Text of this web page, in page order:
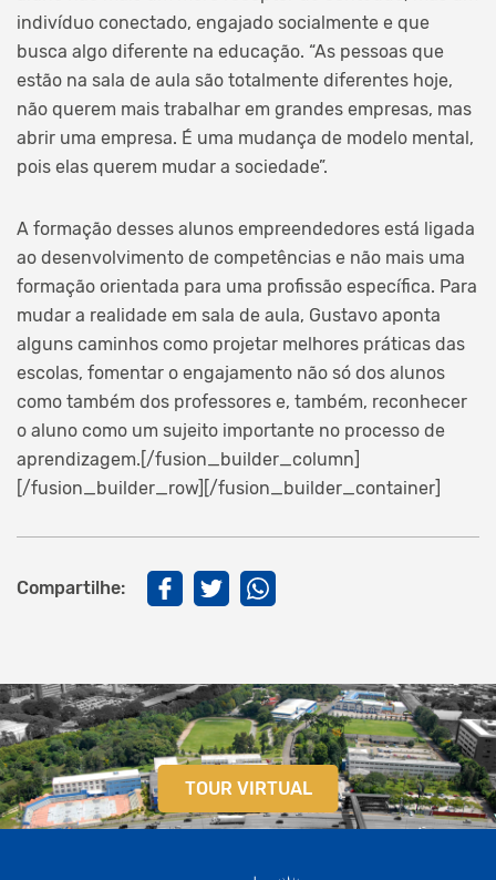
indivíduo conectado, engajado socialmente e que
busca algo diferente na educação. “As pessoas que
estão na sala de aula são totalmente diferentes hoje,
não querem mais trabalhar em grandes empresas, mas
abrir uma empresa. É uma mudança de modelo mental,
pois elas querem mudar a sociedade”.
A formação desses alunos empreendedores está ligada
ao desenvolvimento de competências e não mais uma
formação orientada para uma profissão específica. Para
mudar a realidade em sala de aula, Gustavo aponta
alguns caminhos como projetar melhores práticas das
escolas, fomentar o engajamento não só dos alunos
como também dos professores e, também, reconhecer
o aluno como um sujeito importante no processo de
aprendizagem.[/fusion_builder_column]
[/fusion_builder_row][/fusion_builder_container]
Compartilhe:
TOUR VIRTUAL